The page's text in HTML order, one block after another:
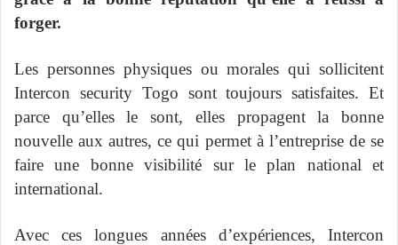
forger.
Les personnes physiques ou morales qui sollicitent
Intercon security Togo sont toujours satisfaites. Et
parce qu’elles le sont, elles propagent la bonne
nouvelle aux autres, ce qui permet à l’entreprise de se
faire une bonne visibilité sur le plan national et
international.
Avec ces longues années d’expériences, Intercon